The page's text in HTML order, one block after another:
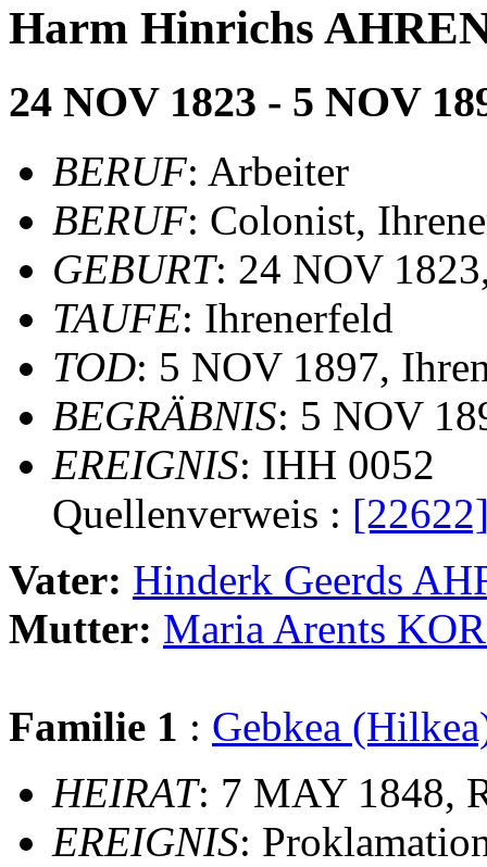
Harm Hinrichs
24 NOV 1823 - 5 NOV
BERUF: Arbeiter
BERUF: Colonist,
GEBURT: 24 NOV
TAUFE: Ihrenerfeld
TOD: 5 NOV 1897,
BEGRÄBNIS: 5 NOV
EREIGNIS: IHH 0052
Quellenverweis :
Vater: Hinderk Geerds
Mutter: Maria Arents
Familie 1 : Gebkea
HEIRAT: 7 MAY 1848,
EREIGNIS: